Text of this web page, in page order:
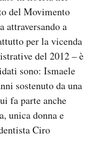
del Movimento
attraversando a
per la vicenda
del 2012 – è
sono: Ismaele
sostenuto da una
fa parte anche
unica donna e
Ciro